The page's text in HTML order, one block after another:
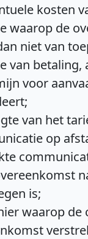
kosten
waarop de
niet van
van
voor
van het
op
is;
waarop de